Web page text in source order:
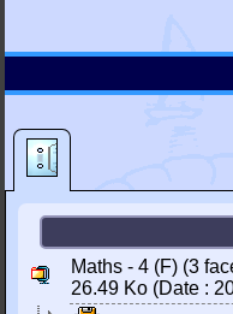
Maths - 4 (F) (3
26.49 Ko (Date :